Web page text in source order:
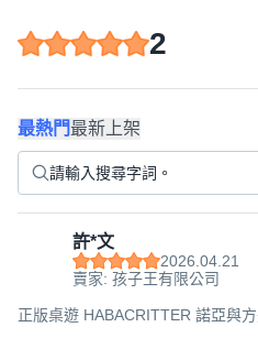
2
最熱門最新上架
許*文
2026.04.21
賣家: 孩子王有限公司
正版桌遊 HABACRITTER 諾亞與